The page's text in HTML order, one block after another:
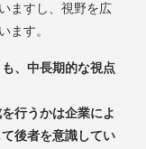
ますし、視野を広
ます。
、中長期的な視点
行うかは企業によ
後者を意識してい